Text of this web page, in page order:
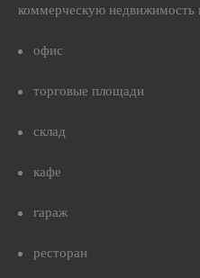
коммерческую недвижимость
офис
торговые площади
склад
кафе
гараж
ресторан